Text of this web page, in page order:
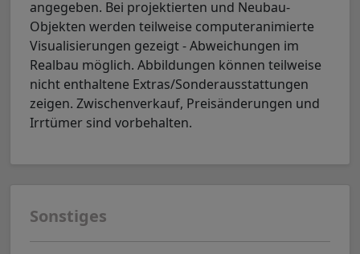
angegeben. Bei projektierten und Neubau-
Objekten werden teilweise computeranimierte
Visualisierungen gezeigt - Abweichungen im
Realbau möglich. Abbildungen können teilweise
nicht enthaltene Extras/Sonderausstattungen
zeigen. Zwischenverkauf, Preisänderungen und
Irrtümer sind vorbehalten.
Sonstiges